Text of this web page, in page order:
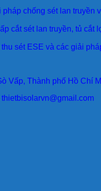
chống sét lan
cắt sét lan truyền, tủ
sét ESE và các giải
Vấp, Thành phố Hồ Chí